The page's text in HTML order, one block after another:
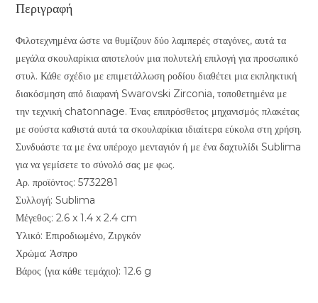
Περιγραφή
Φιλοτεχνημένα ώστε να θυμίζουν δύο λαμπερές σταγόνες, αυτά τα
μεγάλα σκουλαρίκια αποτελούν μια πολυτελή επιλογή για προσωπικό
στυλ. Κάθε σχέδιο με επιμετάλλωση ροδίου διαθέτει μια εκπληκτική
διακόσμηση από διαφανή Swarovski Zirconia, τοποθετημένα με
την τεχνική chatonnage. Ένας επιπρόσθετος μηχανισμός πλακέτας
με σούστα καθιστά αυτά τα σκουλαρίκια ιδιαίτερα εύκολα στη χρήση.
Συνδυάστε τα με ένα υπέροχο μενταγιόν ή με ένα δαχτυλίδι Sublima
για να γεμίσετε το σύνολό σας με φως.
Αρ. προϊόντος: 5732281
Συλλογή: Sublima
Μέγεθος: 2.6 x 1.4 x 2.4 cm
Υλικό: Επιροδιωμένο, Ζιργκόν
Χρώμα: Άσπρο
Βάρος (για κάθε τεμάχιο): 12.6 g